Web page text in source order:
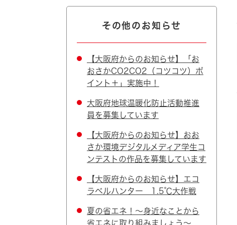
その他のお知らせ
【大阪府からのお知らせ】「お
おさかCO2CO2（コツコツ）ポ
イント＋」実施中！
大阪府地球温暖化防止活動推進
員を募集しています
【大阪府からのお知らせ】おお
さか環境デジタルメディア学生コ
ンテストの作品を募集しています
【大阪府からのお知らせ】エコ
ラベルハンター 1.5℃大作戦
夏の省エネ！～身近なことから
省エネに取り組みましょう～